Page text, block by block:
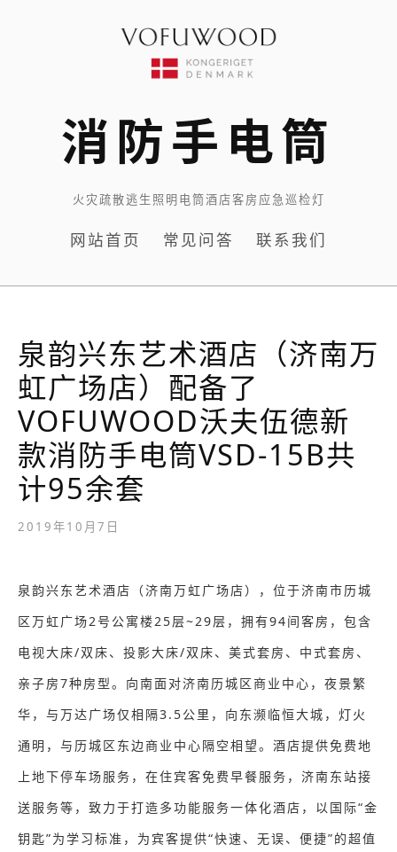
消防手电筒
火灾疏散逃生照明电筒酒店客房应急巡检灯
网站首页 常见问答 联系我们
泉韵兴东艺术酒店（济南万
虹广场店）配备了
VOFUWOOD沃夫伍德新
款消防手电筒VSD-15B共
计95余套
2019年10月7日
泉韵兴东艺术酒店（济南万虹广场店），位于济南市历城
区万虹广场2号公寓楼25层~29层，拥有94间客房，包含
电视大床/双床、投影大床/双床、美式套房、中式套房、
亲子房7种房型。向南面对济南历城区商业中心，夜景繁
华，与万达广场仅相隔3.5公里，向东濒临恒大城，灯火
通明，与历城区东边商业中心隔空相望。酒店提供免费地
上地下停车场服务，在住宾客免费早餐服务，济南东站接
送服务等，致力于打造多功能服务一体化酒店，以国际“金
钥匙”为学习标准，为宾客提供“快速、无误、便捷”的超值